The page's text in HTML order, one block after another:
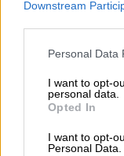
Downstream
Please note that
not limited to your
grant or deny
use your data for
consent section.
Personal Data
I want to opt-
personal data.
Opted In
I want to opt-
Personal Data.
οι οποίοι
τους προς
Αιγαίου
αρωγός στην